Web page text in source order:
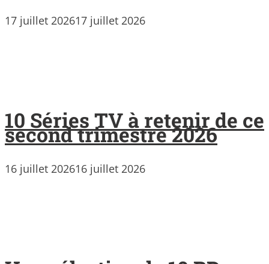
17 juillet 202617 juillet 2026
10 Séries TV à retenir de ce
second trimestre 2026
16 juillet 202616 juillet 2026